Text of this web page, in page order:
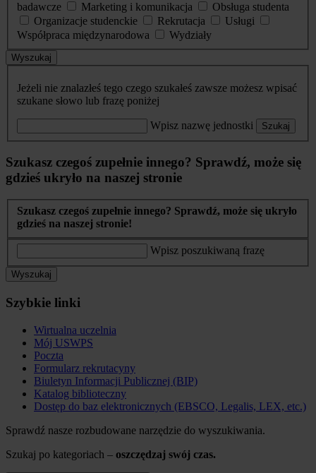
badawcze
Marketing i komunikacja
Obsługa studenta
Organizacje studenckie
Rekrutacja
Usługi
Współpraca międzynarodowa
Wydziały
Wyszukaj
Jeżeli nie znalazłeś tego czego szukałeś zawsze możesz wpisać
szukane słowo lub frazę poniżej
Wpisz nazwę jednostki Szukaj
Szukasz czegoś zupełnie innego? Sprawdź, może się
gdzieś ukryło na naszej stronie
Szukasz czegoś zupełnie innego? Sprawdź, może się ukryło
gdzieś na naszej stronie!
Wpisz poszukiwaną frazę
Wyszukaj
Szybkie linki
Wirtualna uczelnia
Mój USWPS
Poczta
Formularz rekrutacyny
Biuletyn Informacji Publicznej (BIP)
Katalog biblioteczny
Dostęp do baz elektronicznych (EBSCO, Legalis, LEX, etc.)
Sprawdź nasze rozbudowane narzędzie do wyszukiwania.
Szukaj po kategoriach – oszczędzaj swój czas.